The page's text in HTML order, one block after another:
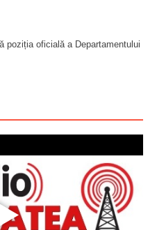
poziția oficială a Departamentului